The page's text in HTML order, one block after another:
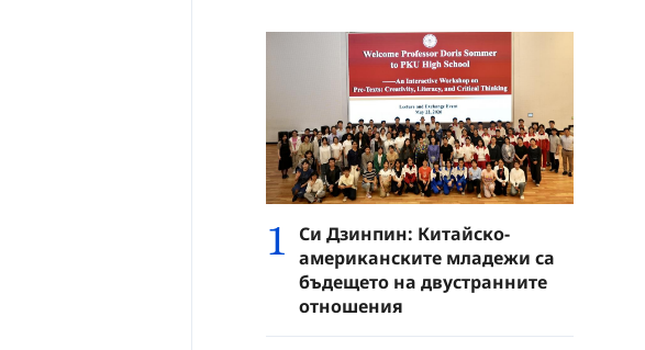
1
Си Дзинпин: Китайско-
американските младежи са
бъдещето на двустранните
отношения